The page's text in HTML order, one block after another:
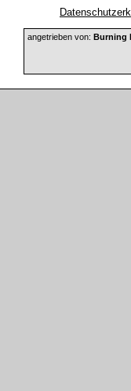
angetrieben von: Burning